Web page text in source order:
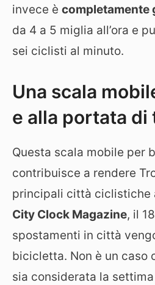
invece è completamente
da 4 a 5 miglia all’ora e
sei ciclisti al minuto.
Una scala
e alla portata di
Questa scala mobile per
contribuisce a rendere
principali città ciclistiche
City Clock Magazine, il
spostamenti in città
bicicletta. Non è un caso
sia considerata la